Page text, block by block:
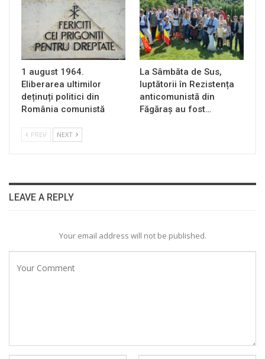
1 august 1964.
Eliberarea ultimilor
deținuți politici din
România comunistă
La Sâmbăta de Sus,
luptătorii în Rezistența
anticomunistă din
Făgăraș au fost…
PREV NEXT
LEAVE A REPLY
Your email address will not be published.